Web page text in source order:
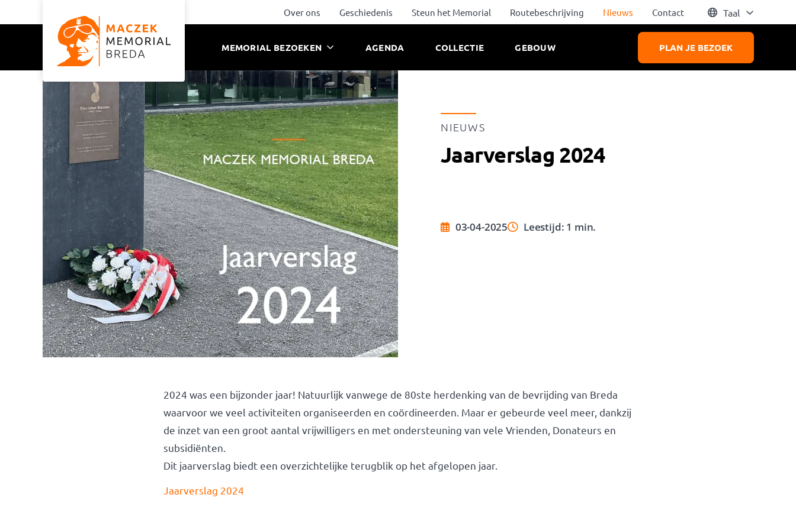
Over ons Geschiedenis Steun het Memorial Routebeschrijving Nieuws Contact Taal
Translate
MEMORIAL BEZOEKEN AGENDA COLLECTIE GEBOUW PLAN JE BEZOEK
NIEUWS
Jaarverslag 2024
03-04-2025 Leestijd: 1 min.
2024 was een bijzonder jaar! Natuurlijk vanwege de 80ste herdenking van de bevrijding van Breda
waarvoor we veel activiteiten organiseerden en coördineerden. Maar er gebeurde veel meer, dankzij
de inzet van een groot aantal vrijwilligers en met ondersteuning van vele Vrienden, Donateurs en
subsidiënten.
Dit jaarverslag biedt een overzichtelijke terugblik op het afgelopen jaar.
Jaarverslag 2024